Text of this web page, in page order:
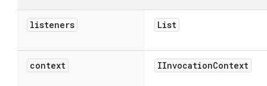
listeners List
context IInvocationContext